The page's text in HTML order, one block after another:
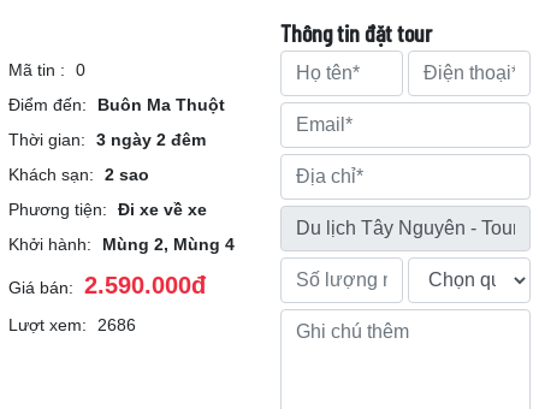
Mã tin :
0
Điểm đến:
Buôn Ma Thuột
Thời gian:
3 ngày 2 đêm
Khách sạn:
2 sao
Phương tiện:
Đi xe về xe
Khởi hành:
Mùng 2, Mùng 4
Giá bán: 2.590.000đ
Lượt xem: 2686
Thông tin đặt tour